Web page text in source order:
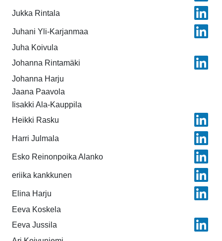
Jukka Rintala
Juhani Yli-Karjanmaa
Juha Koivula
Johanna Rintamäki
Johanna Harju
Jaana Paavola
Iisakki Ala-Kauppila
Heikki Rasku
Harri Julmala
Esko Reinonpoika Alanko
eriika kankkunen
Elina Harju
Eeva Koskela
Eeva Jussila